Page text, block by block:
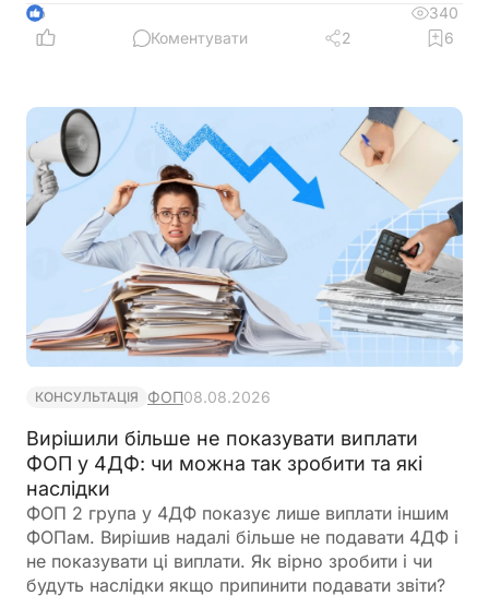
готівкових коштів (в дозволеному об’ємі
періодично знімаються з поточного рахунку).
банку?
6
340
Коментувати
2 6
КОНСУЛЬТАЦІЯ ФОП08.08.2026
Вирішили більше не показувати виплати
ФОП у 4ДФ: чи можна так зробити та які
наслідки
ФОП 2 група у 4ДФ показує лише виплати іншим
ФОПам. Вирішив надалі більше не подавати 4ДФ і
не показувати ці виплати. Як вірно зробити і чи
будуть наслідки якщо припинити подавати звіти?